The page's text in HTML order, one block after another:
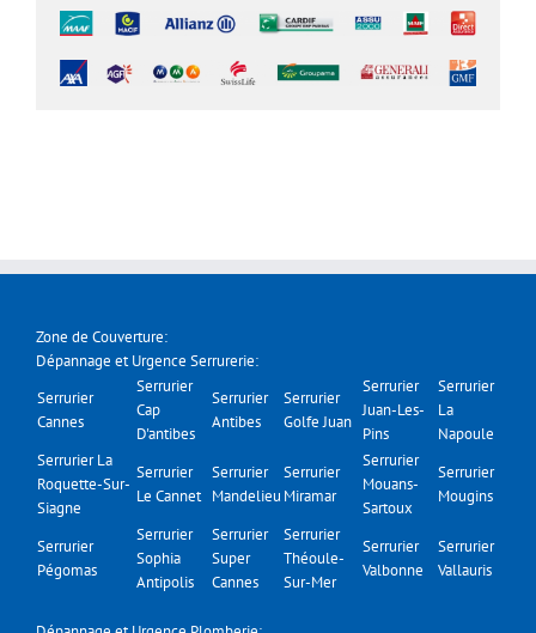
Zone de Couverture:
Dépannage et Urgence Serrurerie:
Serrurier
Cannes
Serrurier
Cap
D'antibes
Serrurier
Antibes
Serrurier
Golfe Juan
Serrurier
Juan-Les-
Pins
Serrurier
La
Napoule
Serrurier La
Roquette-Sur-
Siagne
Serrurier
Le Cannet
Serrurier
Mandelieu
Serrurier
Miramar
Serrurier
Mouans-
Sartoux
Serrurier
Mougins
Serrurier
Pégomas
Serrurier
Sophia
Antipolis
Serrurier
Super
Cannes
Serrurier
Théoule-
Sur-Mer
Serrurier
Valbonne
Serrurier
Vallauris